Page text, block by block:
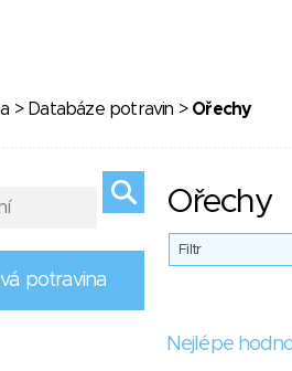
> Databáze potravin > Ořechy
Ořechy
Filtr
Nejlépe
potravina